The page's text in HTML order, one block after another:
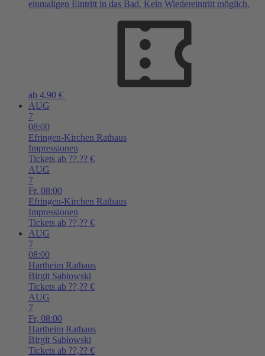
einmaligen Eintritt in das Bad. Kein Wiedereintritt möglich.
ab 4,90 €
AUG
7
08:00
Efringen-Kirchen Rathaus
Impressionen
Tickets ab ??,?? €
AUG
7
Fr, 08:00
Efringen-Kirchen Rathaus
Impressionen
Tickets ab ??,?? €
AUG
7
08:00
Hartheim Rathaus
Birgit Sablowski
Tickets ab ??,?? €
AUG
7
Fr, 08:00
Hartheim Rathaus
Birgit Sablowski
Tickets ab ??,?? €